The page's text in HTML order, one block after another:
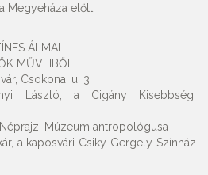
Megyeháza előtt
ÁLMAI
MŰVEIBŐL
Csokonai u. 3.
László, a Cigány Kisebbségi
Múzeum antropológusa
a kaposvári Csiky Gergely Színház